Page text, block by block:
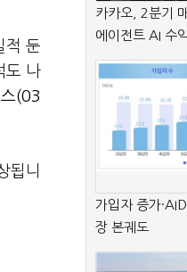
적 둔
도 나
(03
됩니
카카오, 2분기
에이전트 AI 수
가입자 증가
장 본궤도